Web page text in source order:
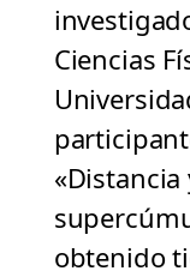
Ciencias
obtenido